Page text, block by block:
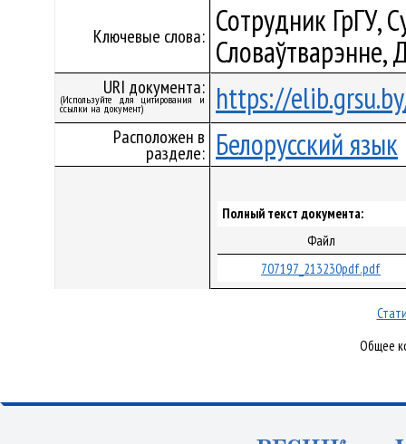
Ключевые слова: Сотрудник ГрГУ,
Словаўтварэнне,
URI документа:
(Используйте для цитирования и
ссылки на документ) https://
Расположен в
разделе: Белорусский язык
Полный текст документа:
Файл
707197_213230pdf.pdf
Общее